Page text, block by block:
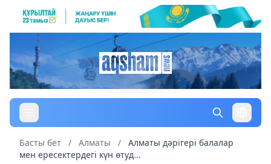
Басты бет / Алматы /
Алматы дәрігері балалар
мен ересектердегі күн өтуд...